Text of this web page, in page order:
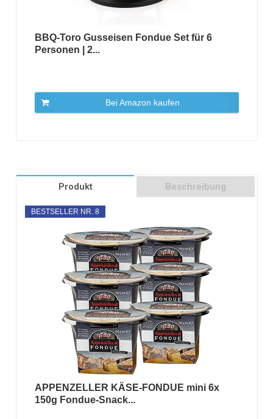
BBQ-Toro Gusseisen Fondue Set für 6
Personen | 2...
Bei Amazon kaufen
Produkt Beschreibung
BESTSELLER NR. 8
APPENZELLER KÄSE-FONDUE mini 6x
150g Fondue-Snack...